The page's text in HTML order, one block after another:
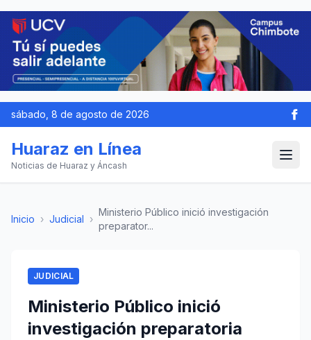
sábado, 8 de agosto de 2026
Huaraz en Línea
Noticias de Huaraz y Áncash
Inicio › Judicial ›
Ministerio Público inició investigación
preparator...
JUDICIAL
Ministerio Público inició
investigación preparatoria